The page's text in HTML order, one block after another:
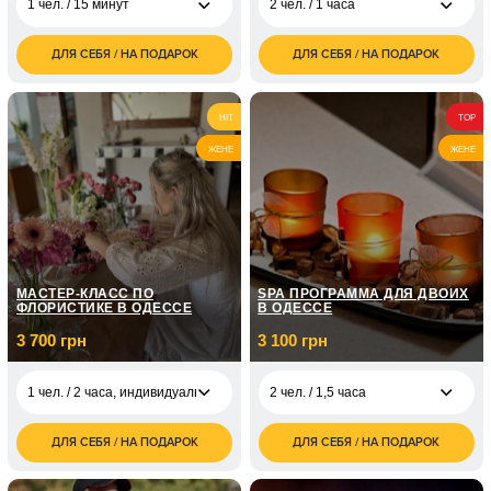
1 чел. / 15 минут
2 500
грн
2 чел. / 15 мин, по
очереди
5 000
грн
ДЛЯ СЕБЯ / НА ПОДАРОК
2 чел. / 1 часа
5 800
грн
1 чел. / 1 час,
Индивидуальная
5 800
грн
5 чел. / 2 часа,
Бизнес
5 500
грн
5 чел. / 2 часа, для
беременных
5 800
грн
10 чел. / 2 часа,
Семейная
5 800
грн
ДЛЯ СЕБЯ / НА ПОДАРОК
HIT
ЖЕНЕ
МАСТЕР-КЛАСС ПО
ФЛОРИСТИКЕ В ОДЕССЕ
3 700 грн
1 чел. / 2 часа, индивидуально
1 чел. / 2 часа,
индивидуально
грн
ДЛЯ СЕБЯ / НА ПОДАРОК
TOP
ЖЕНЕ
SPA ПРОГРАММА ДЛЯ ДВОИХ
В ОДЕССЕ
3 100 грн
2 чел. / 1,5 часа
3 100
грн
ДЛЯ СЕБЯ / НА ПОДАРОК